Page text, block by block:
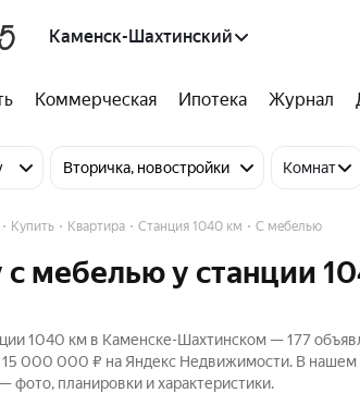
Каменск-Шахтинский
Коммерческая Ипотека Журнал
Вторичка, новостройки Комнат
Купить Квартира Станция 1040 км С мебелью
с мебелью у станции
1040 км в Каменске-Шахтинском — 177
000 000 ₽ на Яндекс Недвижимости. В нашем
фото, планировки и характеристики.